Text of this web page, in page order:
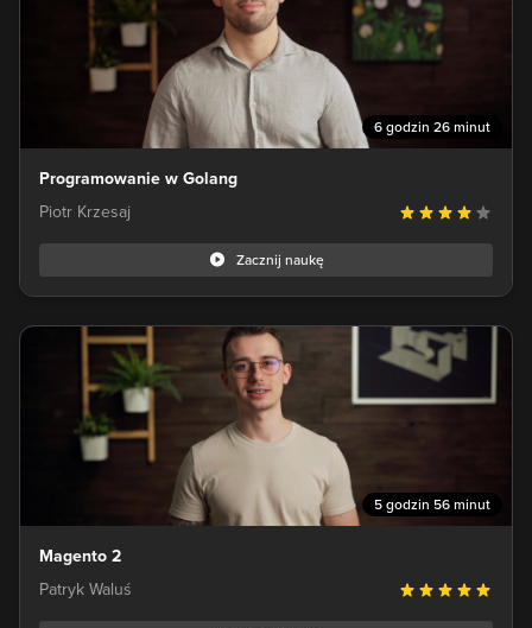
6 godzin 26 minut
Programowanie w Golang
Piotr Krzesaj
Zacznij naukę
5 godzin 56 minut
Magento 2
Patryk Waluś